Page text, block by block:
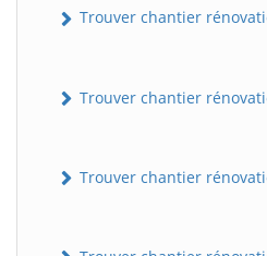
Trouver chantier
Trouver chantier
Trouver chantier